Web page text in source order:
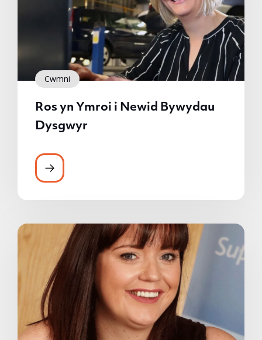
Cwmni
Ros yn Ymroi i Newid Bywydau
Dysgwyr